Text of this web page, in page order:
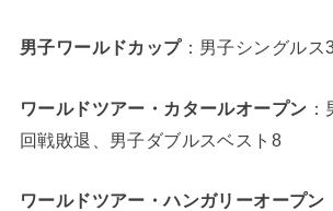
男子ワールドカップ：男子シングルス
ワールドツアー・カタールオープン
回戦敗退、男子ダブルスベスト8
ワールドツアー・ハンガリーオープン